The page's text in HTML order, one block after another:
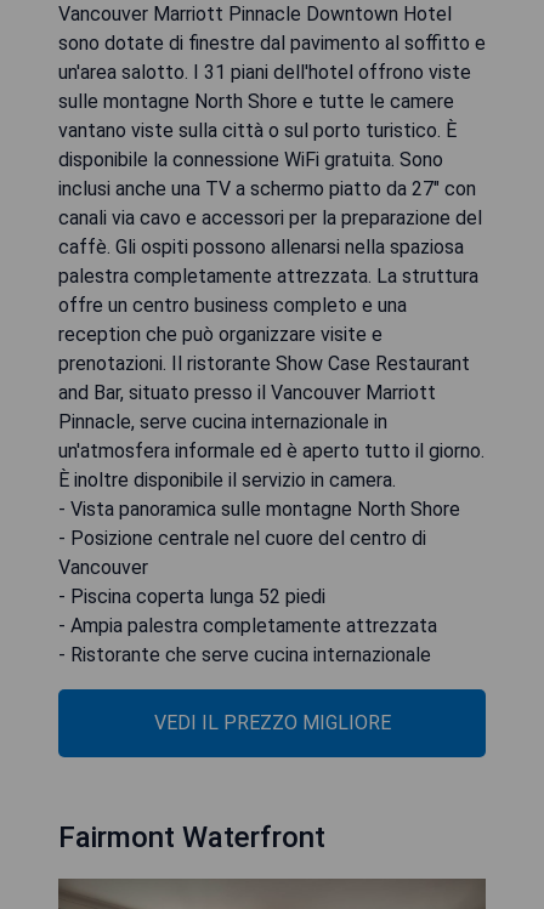
Vancouver Marriott Pinnacle Downtown Hotel
sono dotate di finestre dal pavimento al soffitto e
un'area salotto. I 31 piani dell'hotel offrono viste
sulle montagne North Shore e tutte le camere
vantano viste sulla città o sul porto turistico. È
disponibile la connessione WiFi gratuita. Sono
inclusi anche una TV a schermo piatto da 27" con
canali via cavo e accessori per la preparazione del
caffè. Gli ospiti possono allenarsi nella spaziosa
palestra completamente attrezzata. La struttura
offre un centro business completo e una
reception che può organizzare visite e
prenotazioni. Il ristorante Show Case Restaurant
and Bar, situato presso il Vancouver Marriott
Pinnacle, serve cucina internazionale in
un'atmosfera informale ed è aperto tutto il giorno.
È inoltre disponibile il servizio in camera.
- Vista panoramica sulle montagne North Shore
- Posizione centrale nel cuore del centro di
Vancouver
- Piscina coperta lunga 52 piedi
- Ampia palestra completamente attrezzata
- Ristorante che serve cucina internazionale
VEDI IL PREZZO MIGLIORE
Fairmont Waterfront